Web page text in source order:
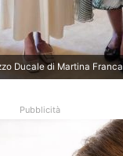
Ducale di Martina Franca
Pubblicità